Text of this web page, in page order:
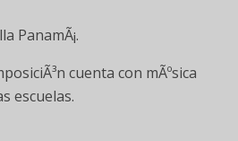
PanamÃ¡.
cuenta con mÃºsica
escuelas.